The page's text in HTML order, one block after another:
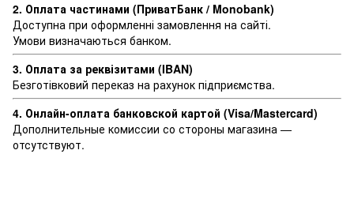
2. Оплата частинами (ПриватБанк / Monobank)
Доступна при оформленні замовлення на сайті.
Умови визначаються банком.
3. Оплата за реквізитами (IBAN)
Безготівковий переказ на рахунок підприємства.
4. Онлайн-оплата банковской картой (Visa/Mastercard)
Дополнительные комиссии со стороны магазина —
отсутствуют.